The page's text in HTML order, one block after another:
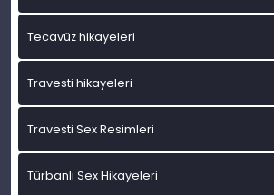
Tecavüz hikayeleri
Travesti hikayeleri
Travesti Sex Resimleri
Türbanlı Sex Hikayeleri